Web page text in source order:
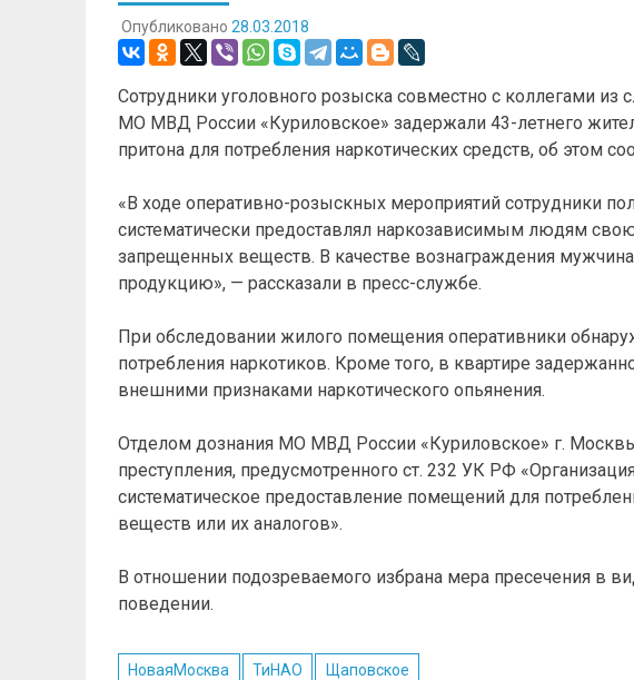
Опубликовано 28.03.2018
Сотрудники уголовного розыска совместно с коллегами
МО МВД России «Куриловское» задержали 43-летнего
притона для потребления наркотических средств, об этом
«В ходе оперативно-розыскных мероприятий сотрудники
систематически предоставлял наркозависимым людям
запрещенных веществ. В качестве вознаграждения
продукцию», — рассказали в пресс-службе.
При обследовании жилого помещения оперативники
потребления наркотиков. Кроме того, в квартире
внешними признаками наркотического опьянения.
Отделом дознания МО МВД России «Куриловское» г.
преступления, предусмотренного ст. 232 УК РФ
систематическое предоставление помещений для
веществ или их аналогов».
В отношении подозреваемого избрана мера пресечения в
поведении.
НоваяМосква ТиНАО Щаповское